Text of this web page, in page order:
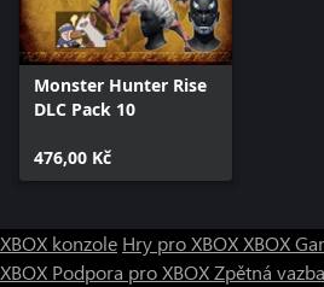
Monster Hunter Rise
DLC Pack 10
476,00 Kč
XBOX konzole Hry pro XBOXXBOX
XBOX Podpora pro XBOXZpětná vazba